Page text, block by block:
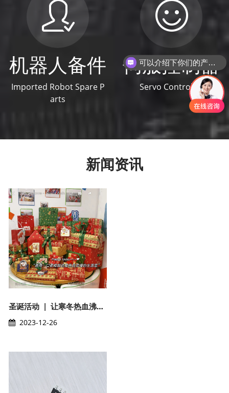
机器人备件
Imported Robot Spare P
arts
伺服控制器
Servo Controller
新闻资讯
圣诞活动 | 让寒冬热血沸腾起来，以“家”的名义
2023-12-26
可以介绍下你们的产品么？